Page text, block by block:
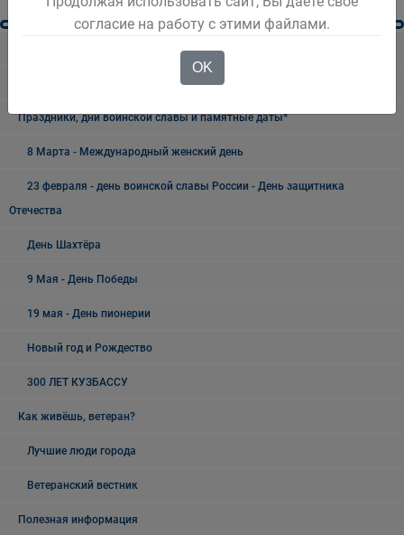
Безопасность Беловского городского округа
Праздники, дни воинской славы и памятные даты*
8 Марта - Международный женский день
23 февраля - день воинской славы России - День защитника
Отечества
День Шахтёра
9 Мая - День Победы
19 мая - День пионерии
Новый год и Рождество
300 ЛЕТ КУЗБАССУ
Как живёшь, ветеран?
Лучшие люди города
Ветеранский вестник
Полезная информация
согласие на работу с этими файлами.
OK